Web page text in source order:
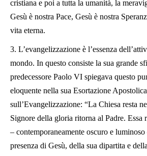
cristiana e poi a tutta la umanità, la
Gesù è nostra Pace, Gesù è nostra
vita eterna.
3. L’evangelizzazione è l’essenza
mondo. In questo consiste la sua grande
predecessore Paolo VI spiegava questo
eloquente nella sua Esortazione Apostolica
sull’Evangelizzazione: “La Chiesa resta
Signore della gloria ritorna al Padre. Essa
– contemporaneamente oscuro e
presenza di Gesù, della sua dipartita e